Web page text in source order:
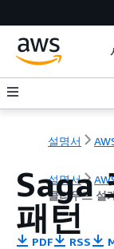
설명서
설명서
클라우드 설
Saga
패턴
PDF RSS